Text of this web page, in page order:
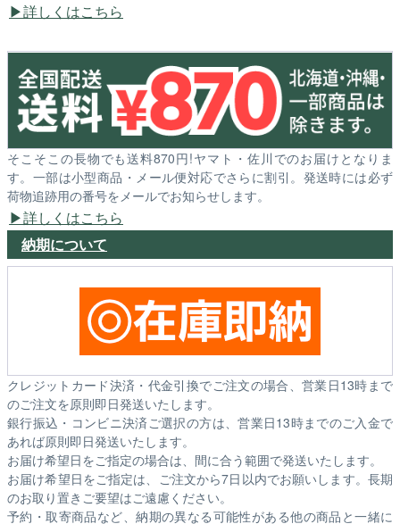
詳しくはこちら
そこそこの長物でも送料870円!ヤマト・佐川でのお届けとなりま
す。一部は小型商品・メール便対応でさらに割引。発送時には必ず
荷物追跡用の番号をメールでお知らせします。
詳しくはこちら
納期について
クレジットカード決済・代金引換でご注文の場合、営業日13時まで
のご注文を原則即日発送いたします。
銀行振込・コンビニ決済ご選択の方は、営業日13時までのご入金で
あれば原則即日発送いたします。
お届け希望日をご指定の場合は、間に合う範囲で発送いたします。
お届け希望日をご指定は、ご注文から7日以内でお願いします。長期
のお取り置きご要望はご遠慮ください。
予約・取寄商品など、納期の異なる可能性がある他の商品と一緒に